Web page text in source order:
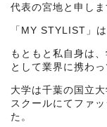
代表の宮地と申しま
「MY STYLIST」
もともと私自身は
として業界に携わっ
大学は千葉の国立
スクールにてファ
た。